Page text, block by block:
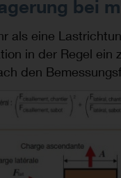
bei
als eine
in der Regel ein
den